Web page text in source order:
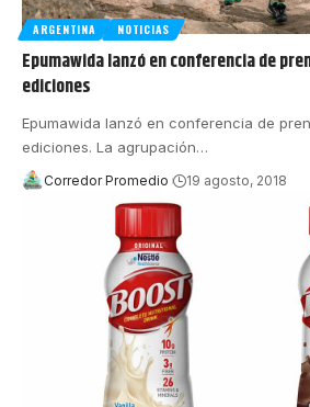
ARGENTINA NOTICIAS
Epumawida lanzó en conferencia de
ediciones
Epumawida lanzó en conferencia de
ediciones. La agrupación…
Corredor Promedio 19 agosto, 2018